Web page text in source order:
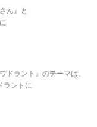
ん』と
ドラント』のテーマは、
ラントに